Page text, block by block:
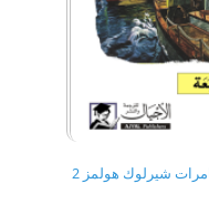
شيرلوك هولمز 2